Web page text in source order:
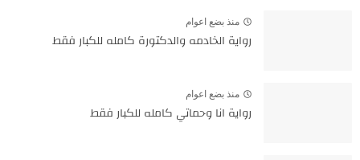
منذ بضع اعوام
رواية الخادمه والدكتورة كامله للكبار فقط
منذ بضع اعوام
رواية انا وحماتي كامله للكبار فقط